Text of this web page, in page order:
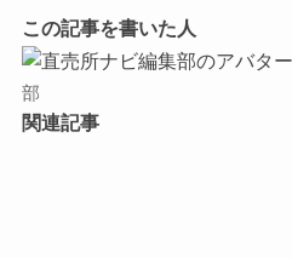
この記事を書いた人
部
関連記事